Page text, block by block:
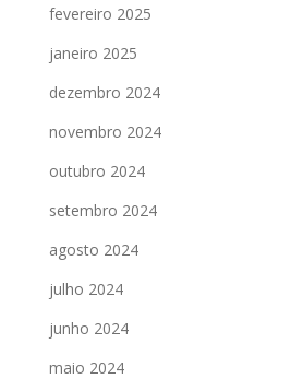
fevereiro 2025
janeiro 2025
dezembro 2024
novembro 2024
outubro 2024
setembro 2024
agosto 2024
julho 2024
junho 2024
maio 2024